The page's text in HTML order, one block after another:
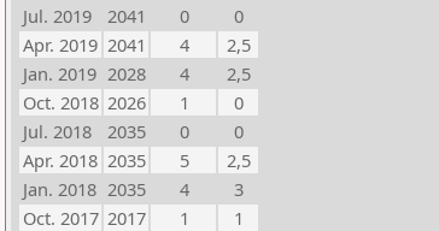
Jul. 2019
2041 0
0
Apr. 2019 2041 4
2,5
Jan. 2019 2028 4
2,5
Oct. 2018 2026 1
0
Jul. 2018
2035 0
0
Apr. 2018 2035 5
2,5
Jan. 2018 2035 4
3
Oct. 2017 2017 1
1